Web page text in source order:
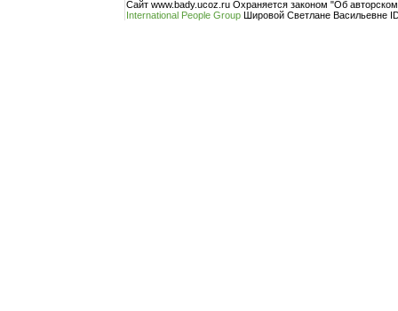
Сайт www.bady.ucoz.ru Охраняется законом "Об
International People Group Шировой Светлане Васильевне